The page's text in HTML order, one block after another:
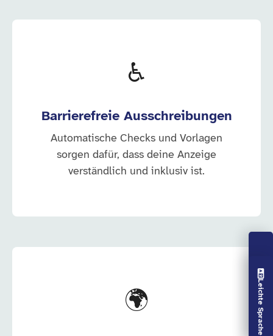
Vorlesen aus
Leichte Sprache aus
♿
Barrierefreie Ausschreibungen
Automatische Checks und Vorlagen
sorgen dafür, dass deine Anzeige
verständlich und inklusiv ist.
🌍